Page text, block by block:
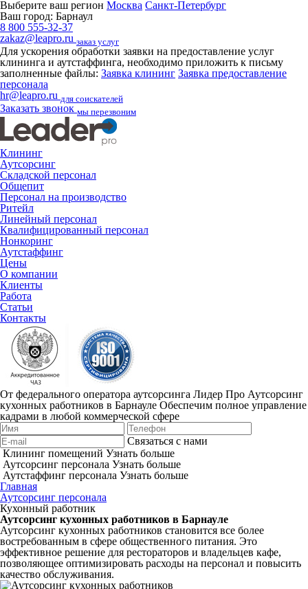
Выберите ваш регион Москва Санкт-Петербург
Ваш город: Барнаул
8 800 555-32-37
zakaz@leapro.ru заказ услуг
Для ускорения обработки заявки на предоставление услуг
клининга и аутстаффинга, необходимо приложить к письму
заполненные файлы: Заявка клининг Заявка предоставление
персонала
hr@leapro.ru для соискателей
Заказать звонок мы перезвоним
Клининг
Аутсорсинг
Складской персонал
Общепит
Персонал на производство
Ритейл
Линейный персонал
Квалифицированный персонал
Нонкоринг
Аутстаффинг
Цены
О компании
Клиенты
Работа
Статьи
Контакты
От федерального оператора аутсорсинга Лидер Про Аутсорсинг
кухонных работников в Барнауле Обеспечим полное управление
кадрами в любой коммерческой сфере
Связаться с нами
Клининг помещений Узнать больше
Аутсорсинг персонала Узнать больше
Аутстаффинг персонала Узнать больше
Главная
Аутсорсинг персонала
Кухонный работник
Аутсорсинг кухонных работников в Барнауле
Аутсорсинг кухонных работников становится все более
востребованным в сфере общественного питания. Это
эффективное решение для рестораторов и владельцев кафе,
позволяющее оптимизировать расходы на персонал и повысить
качество обслуживания.